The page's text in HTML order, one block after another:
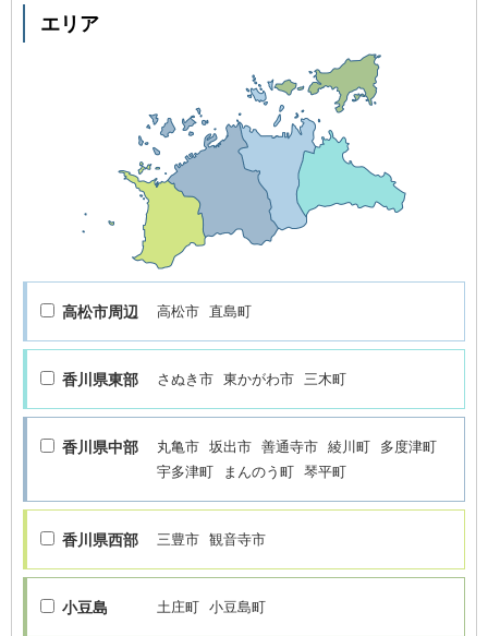
エリア
高松市周辺 高松市 直島町
香川県東部 さぬき市 東かがわ市 三木町
香川県中部 丸亀市 坂出市 善通寺市 綾川町
多度津町
宇多津町
まんのう町 琴平町
香川県西部 三豊市 観音寺市
小豆島 土庄町 小豆島町